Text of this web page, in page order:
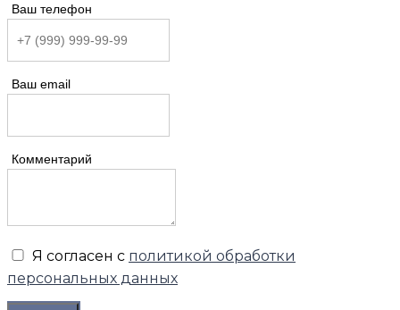
Ваш телефон
Ваш email
Комментарий
Я согласен с политикой обработки
персональных данных